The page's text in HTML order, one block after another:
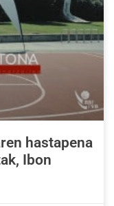
hastapena
Ibon